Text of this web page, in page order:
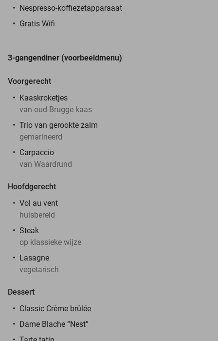
Nespresso-koffiezetapparaaat
Gratis Wifi
3-gangendiner (voorbeeldmenu)
Voorgerecht
Kaaskroketjes
van oud Brugge kaas
Trio van gerookte zalm
gemarineerd
Carpaccio
van Waardrund
Hoofdgerecht
Vol au vent
huisbereid
Steak
op klassieke wijze
Lasagne
vegetarisch
Dessert
Classic Crème brûlée
Dame Blache “Nest”